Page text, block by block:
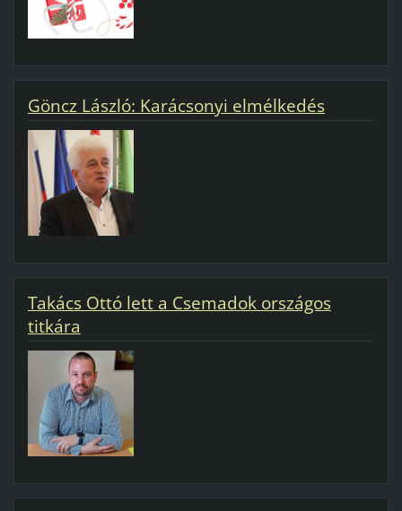
Göncz László: Karácsonyi elmélkedés
Takács Ottó lett a Csemadok országos
titkára